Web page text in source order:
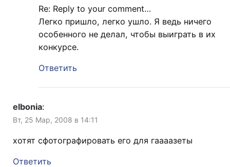
Re: Reply to your comment…
Легко пришло, легко ушло. Я ведь ничего
особенного не делал, чтобы выиграть в их
конкурсе.
Ответить
elbonia:
Вт, 25 Мар, 2008 в 14:11
хотят сфотографировать его для гаааазеты
Ответить